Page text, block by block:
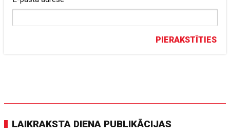
PIERAKSTĪTIES
LAIKRAKSTA DIENA PUBLIKĀCIJAS